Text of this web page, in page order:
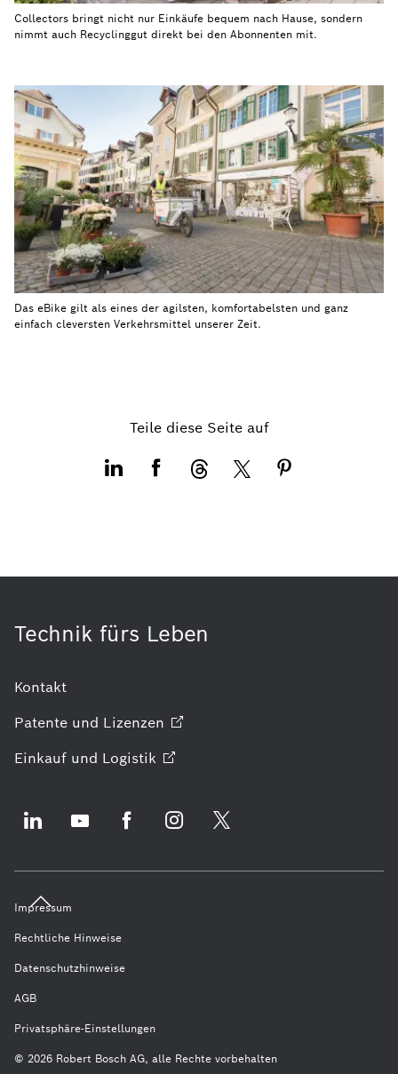
Collectors bringt nicht nur Einkäufe bequem nach Hause, sondern
nimmt auch Recyclinggut direkt bei den Abonnenten mit.
Das eBike gilt als eines der agilsten, komfortabelsten und ganz
einfach cleversten Verkehrsmittel unserer Zeit.
Teile diese Seite auf
Technik fürs Leben
Kontakt
Patente und Lizenzen
Einkauf und Logistik
Impressum
Rechtliche Hinweise
Datenschutzhinweise
AGB
Privatsphäre-Einstellungen
© 2026 Robert Bosch AG, alle Rechte vorbehalten